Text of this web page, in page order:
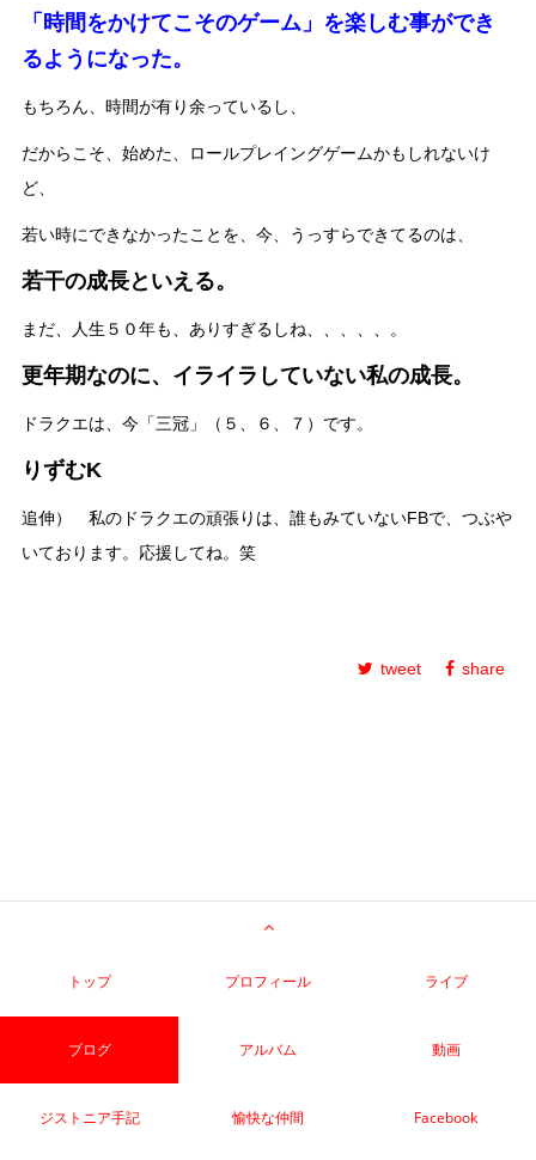
「時間をかけてこそのゲーム」を楽しむ事ができ
るようになった。
もちろん、時間が有り余っているし、
だからこそ、始めた、ロールプレイングゲームかもしれないけ
ど、
若い時にできなかったことを、今、うっすらできてるのは、
若干の成長といえる。
まだ、人生５０年も、ありすぎるしね、、、、、。
更年期なのに、イライラしていない私の成長。
ドラクエは、今「三冠」（５、６、７）です。
りずむK
追伸） 私のドラクエの頑張りは、誰もみていないFBで、つぶや
いております。応援してね。笑
tweet share
トップ プロフィール ライブ
ブログ アルバム 動画
ジストニア手記 愉快な仲間 Facebook